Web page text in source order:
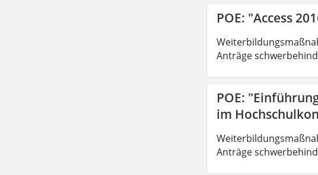
POE: "Access
Anträge
POE:
im
Anträge